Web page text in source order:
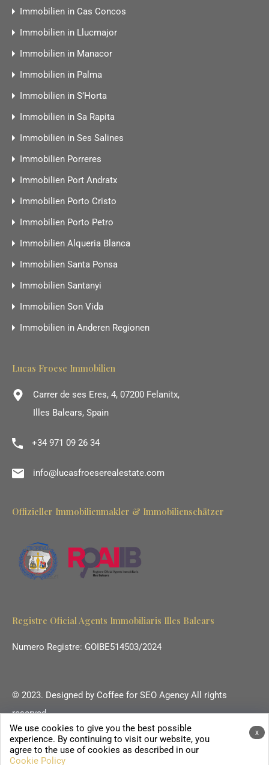
Immobilien in Cas Concos
Immobilien in Llucmajor
Immobilien in Manacor
Immobilien in Palma
Immobilien in S’Horta
Immobilien in Sa Rapita
Immobilien in Ses Salines
Immobilien Porreres
Immobilien Port Andratx
Immobilien Porto Cristo
Immobilien Porto Petro
Immobilien Alqueria Blanca
Immobilien Santa Ponsa
Immobilien Santanyi
Immobilien Son Vida
Immobilien in Anderen Regionen
Lucas Froese Immobilien
Carrer de ses Eres, 4, 07200 Felanitx,
Illes Balears, Spain
+34 971 09 26 34
info@lucasfroeserealestate.com
Offizieller Immobilienmakler & Immobilienschätzer
Registre Oficial Agents Immobiliaris Illes Balears
Numero Registre: GOIBE514503/2024
© 2023. Designed by Coffee for SEO Agency All rights
reserved.
Ihr Immobilienmakler auf Mallorca.
x
We use cookies to give you the best possible
experience. By continuing to visit our website, you
agree to the use of cookies as described in our
Cookie Policy